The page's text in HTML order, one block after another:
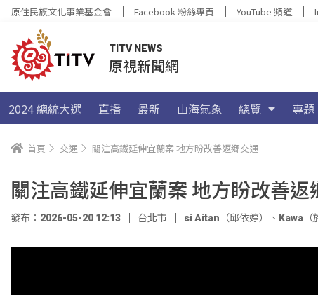
原住民族文化事業基金會 Facebook 粉絲專頁 YouTube 頻道
TITV NEWS
原視新聞網
2024 總統大選 直播 最新 山海氣象 總覽 專題
首頁 交通 關注高鐵延伸宜蘭案 地方盼改善返鄉交通
關注高鐵延伸宜蘭案 地方盼改善返
發布：2026-05-20 12:13 台北市 si Aitan（邱依婷） 、 Kawa（